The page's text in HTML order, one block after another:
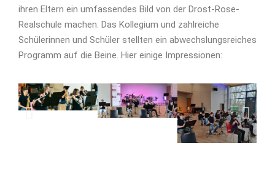
ihren Eltern ein umfassendes Bild von der Drost-Rose-
Realschule machen. Das Kollegium und zahlreiche
Schülerinnen und Schüler stellten ein abwechslungsreiches
Programm auf die Beine. Hier einige Impressionen: